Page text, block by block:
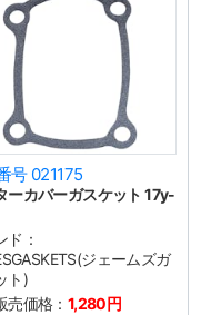
号 021175
ーカバーガスケット 17y-
ド：
ジェームズガ
ト)
売価格： 1,280円